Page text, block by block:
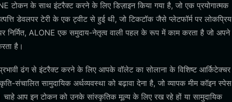
टोकन के साथ इंटरैक्ट करने के लिए डिज़ाइन किया गया है, जो एक प्रयोगात्मक
डेवलपर टेरी के एक ट्वीट से हुई थी, जो टिकटॉक जैसे प्लेटफॉर्म पर लोकप्रिय
निर्मित, ALONE एक समुदाय-नेतृत्व वाली पहल के रूप में काम करता है जो अपने
है।
ढंग से इंटरैक्ट करने के लिए आपके वॉलेट का सोलाना के विशिष्ट आर्किटेक्चर
संचालित सामुदायिक अर्थव्यवस्था को बढ़ावा देना है, जो व्यापक मीम कॉइन स्पेस
आप इन टोकन को उनके सांस्कृतिक मूल्य के लिए रख रहे हों या सामुदायिक